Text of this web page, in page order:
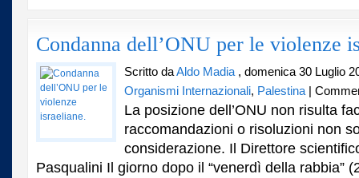
Condanna dell’ONU per le violenze
Scritto daAldo Madia , domenica 30 Luglio
Organismi Internazionali, Palestina
La posizione dell’ONU non risulta
raccomandazioni o risoluzioni non
considerazione. Il Direttore
Pasqualini Il giorno dopo il “venerdì della rabbia”